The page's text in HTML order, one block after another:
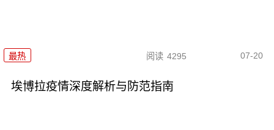
最热 阅读 4295 07-20
埃博拉疫情深度解析与防范指南